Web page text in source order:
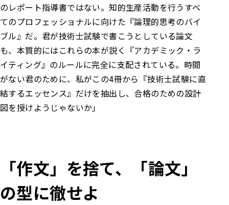
のレポート指導書ではない。知的生産活動を行うすべ
てのプロフェッショナルに向けた『論理的思考のバイ
ブル』だ。 君が技術士試験で書こうとしている論文
も、本質的にはこれらの本が説く『アカデミック・ラ
イティング』のルールに完全に支配されている。 時間
がない君のために、私がこの4冊から『技術士試験に直
結するエッセンス』だけを抽出し、合格のための設計
図を授けようじゃないか」
「作文」を捨て、「論文」
の型に徹せよ